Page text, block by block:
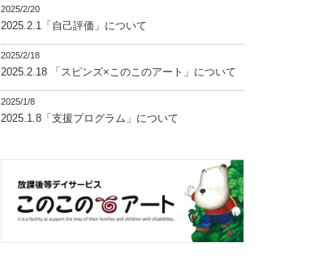
2025/2/20
2025.2.1「自己評価」について
2025/2/18
2025.2.18 「スピンズ×このこのアート」について
2025/1/8
2025.1.8「支援プログラム」について